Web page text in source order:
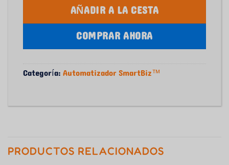
AÑADIR A LA CESTA
COMPRAR AHORA
Categoría:Automatizador SmartBiz™
PRODUCTOS RELACIONADOS